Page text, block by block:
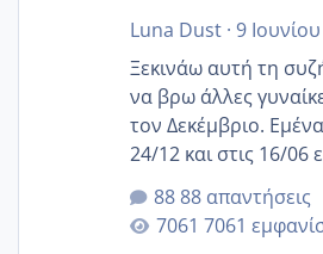
Luna Dust· 9 Ιουνίου
Ξεκινάω αυτή τη
να βρω άλλες
τον Δεκέμβριο.
24/12 και στις 16/06
της αυχενικής
άγχος και οι μέρες
περνάνε με τίποτα.
88 απαντήσεις
7061